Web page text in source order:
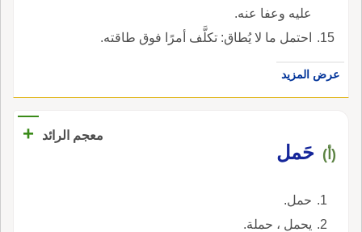
عليه وعفا عنه.
احتمل ما لا يُطاق: تكلَّف أمرًا فوق طاقته.
عرض المزيد
معجم الرائد +
(أ) حَمل
حمل.
يحمل ، حملة.